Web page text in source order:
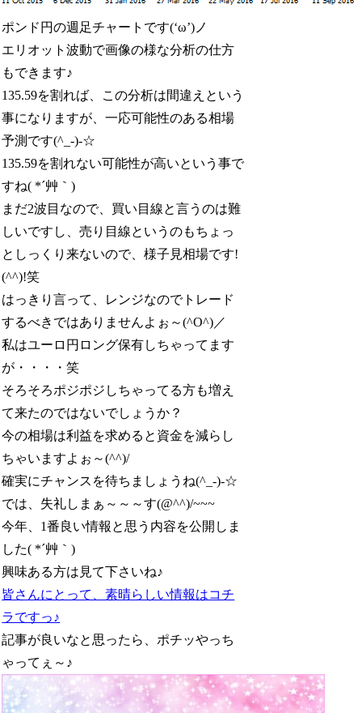
ポンド円の週足チャートです(‘ω’)ノ
エリオット波動で画像の様な分析の仕方
もできます♪
135.59を割れば、この分析は間違えという
事になりますが、一応可能性のある相場
予測です(^_-)-☆
135.59を割れない可能性が高いという事で
すね( *´艸｀)
まだ2波目なので、買い目線と言うのは難
しいですし、売り目線というのもちょっ
としっくり来ないので、様子見相場です!
(^^)!笑
はっきり言って、レンジなのでトレード
するべきではありませんよぉ～(^O^)／
私はユーロ円ロング保有しちゃってます
が・・・・笑
そろそろポジポジしちゃってる方も増え
て来たのではないでしょうか？
今の相場は利益を求めると資金を減らし
ちゃいますよぉ～(^^)/
確実にチャンスを待ちましょうね(^_-)-☆
では、失礼しまぁ～～～す(@^^)/~~~
今年、1番良い情報と思う内容を公開しま
した( *´艸｀)
興味ある方は見て下さいね♪
皆さんにとって、素晴らしい情報はコチ
ラですっ♪
記事が良いなと思ったら、ポチッやっち
ゃってぇ～♪